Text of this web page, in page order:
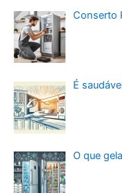
Conserto
É
O que